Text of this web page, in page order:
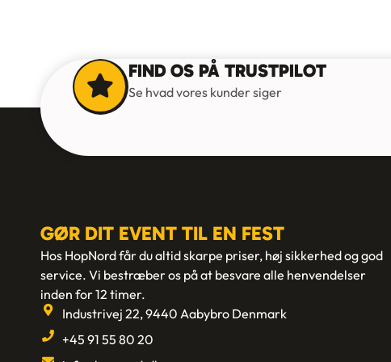
FIND OS PÅ TRUSTPILOT
Se hvad vores kunder siger
GØR DIT EVENT TIL EN FEST
Hos HopNord får du altid skarpe priser, høj sikkerhed og god
service. Vi bestræber os på at besvare alle henvendelser
inden for 12 timer.
Industrivej 22, 9440 Aabybro Denmark
+45 91 55 80 20